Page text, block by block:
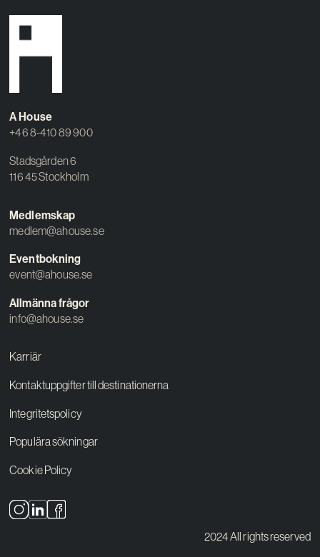
A House
+46 8-410 89 900
Stadsgården 6
116 45 Stockholm
Medlemskap
medlem@ahouse.se
Eventbokning
event@ahouse.se
Allmänna frågor
info@ahouse.se
Karriär
Kontaktuppgifter till destinationerna
Integritetspolicy
Populära sökningar
Cookie Policy
2024 All rights reserved